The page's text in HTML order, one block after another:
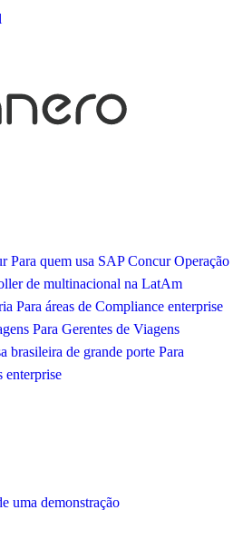
Para quem usa SAP Concur Operação
de multinacional na LatAm
Para áreas de Compliance enterprise
Para Gerentes de Viagens
brasileira de grande porte Para
enterprise
uma demonstração